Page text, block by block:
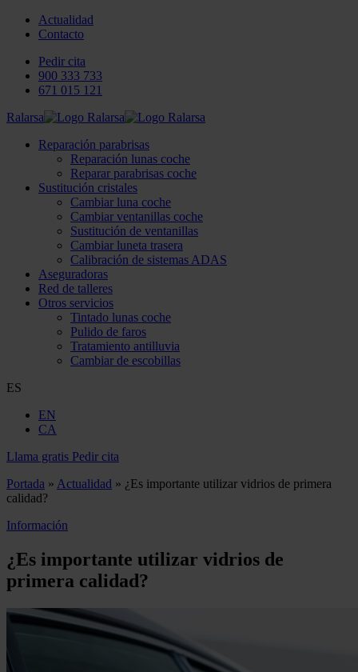
Actualidad
Contacto
Pedir cita
900 333 733
671 015 121
Ralarsa
Reparación parabrisas
Reparación lunas coche
Reparar parabrisas coche
Sustitución cristales
Cambiar luna coche
Cambiar ventanillas coche
Sustitución de ventanillas
Cambiar luneta trasera
Calibración de sistemas ADAS
Aseguradoras
Red de talleres
Otros servicios
Tintado lunas coche
Pulido de faros
Tratamiento antilluvia
Cambiar de escobillas
ES
EN
CA
Llama gratis Pedir cita
Portada » Actualidad » ¿Es importante utilizar vidrios de primera
calidad?
Información
¿Es importante utilizar vidrios de
primera calidad?